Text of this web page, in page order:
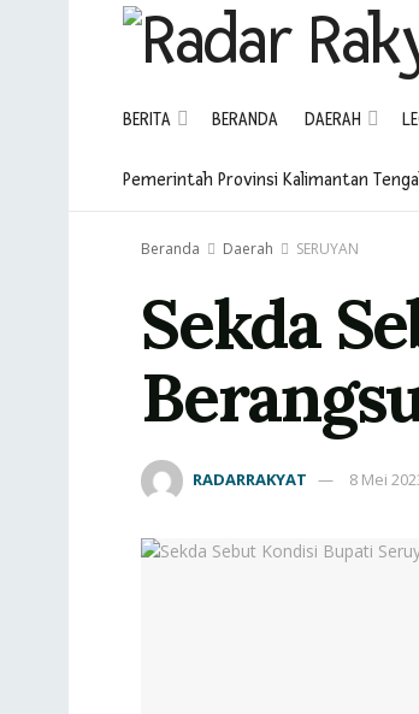
BERITA BERANDA DAERAH
Pemerintah Provinsi Kalimantan
Beranda Daerah SERUYAN
Sekda
RADARRAKYAT 8 Mei